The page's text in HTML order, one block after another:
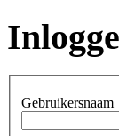
Gebruikersnaam